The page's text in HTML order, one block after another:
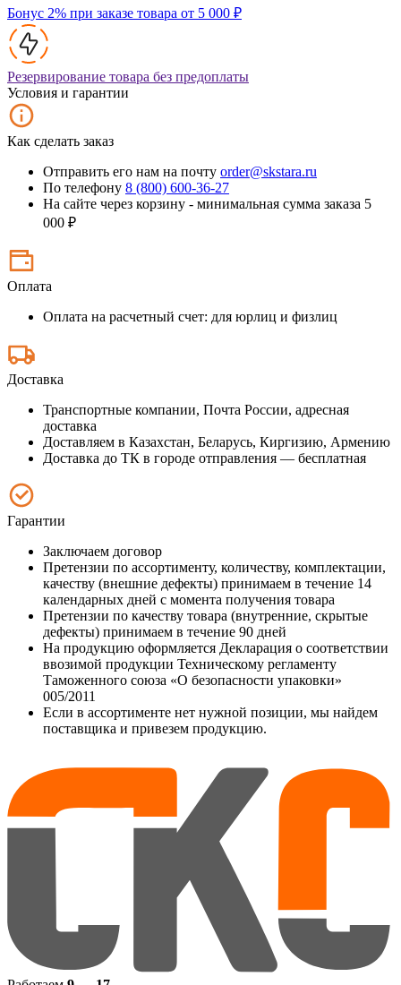
Бонус 2% при заказе товара от 5 000 ₽
Резервирование товара без предоплаты
Условия и гарантии
Как сделать заказ
Отправить его нам на почту order@skstara.ru
По телефону 8 (800) 600-36-27
На сайте через корзину - минимальная сумма заказа 5
000 ₽
Оплата
Оплата на расчетный счет: для юрлиц и физлиц
Доставка
Транспортные компании, Почта России, адресная
доставка
Доставляем в Казахстан, Беларусь, Киргизию, Армению
Доставка до ТК в городе отправления — бесплатная
Гарантии
Заключаем договор
Претензии по ассортименту, количеству, комплектации,
качеству (внешние дефекты) принимаем в течение 14
календарных дней с момента получения товара
Претензии по качеству товара (внутренние, скрытые
дефекты) принимаем в течение 90 дней
На продукцию оформляется Декларация о соответствии
ввозимой продукции Техническому регламенту
Таможенного союза «О безопасности упаковки»
005/2011
Если в ассортименте нет нужной позиции, мы найдем
поставщика и привезем продукцию.